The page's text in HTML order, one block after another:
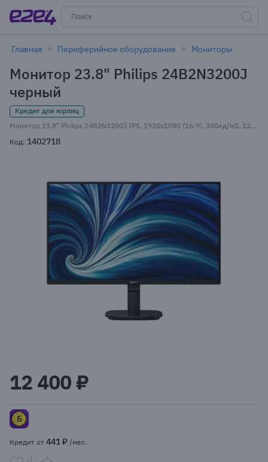
Главная Периферийное оборудование Мониторы
Монитор 23.8" Philips 24B2N3200J
черный
Кредит для юрлиц
Монитор 23.8" Philips 24B2N3200J IPS, 1920x1080 (16:9), 300кд/м2, 120 Гц, 4 мс, 178°/178°, VGA, HDMI, DisplayPort, USB-Hub, черный (24B2N3200J)
Код: 1402718
of
1
12 400 ₽
Кредит от 441 ₽ /мес.